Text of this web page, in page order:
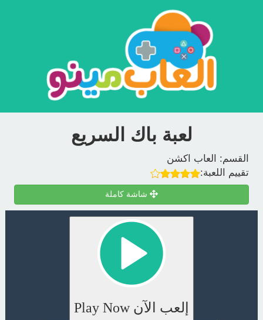
لعبة باك السريع
القسم:
العاب اكشن
تقييم اللعبة:
شاشة كاملة
إلعب الآن Play Now